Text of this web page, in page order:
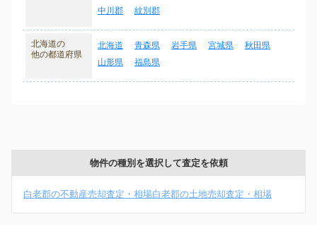
中川郡
紋別郡
北海道の
他の都道府県
北海道 青森県 岩手県 宮城県
秋田県
山形県
福島県
物件の種別を選択して査定を依頼
白老郡の不動産売却査定・相場白老郡の土地売却査定・相場